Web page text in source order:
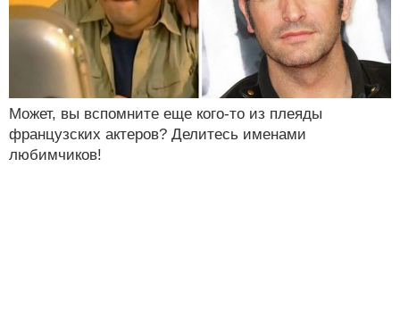
Может, вы вспомните еще кого-то из плеяды
французских актеров? Делитесь именами
любимчиков!